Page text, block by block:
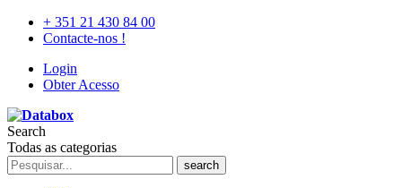
+ 351 21 430 84 00
Contacte-nos !
Login
Obter Acesso
Search
Todas as categorias
search